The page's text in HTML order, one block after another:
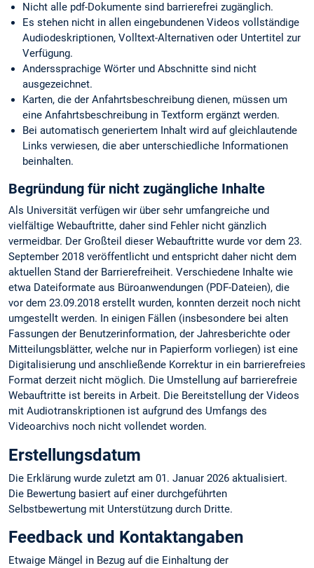
Nicht alle pdf-Dokumente sind barrierefrei zugänglich.
Es stehen nicht in allen eingebundenen Videos vollständige
Audiodeskriptionen, Volltext-Alternativen oder Untertitel zur
Verfügung.
Anderssprachige Wörter und Abschnitte sind nicht
ausgezeichnet.
Karten, die der Anfahrtsbeschreibung dienen, müssen um
eine Anfahrtsbeschreibung in Textform ergänzt werden.
Bei automatisch generiertem Inhalt wird auf gleichlautende
Links verwiesen, die aber unterschiedliche Informationen
beinhalten.
Begründung für nicht zugängliche Inhalte
Als Universität verfügen wir über sehr umfangreiche und
vielfältige Webauftritte, daher sind Fehler nicht gänzlich
vermeidbar. Der Großteil dieser Webauftritte wurde vor dem 23.
September 2018 veröffentlicht und entspricht daher nicht dem
aktuellen Stand der Barrierefreiheit. Verschiedene Inhalte wie
etwa Dateiformate aus Büroanwendungen (PDF-Dateien), die
vor dem 23.09.2018 erstellt wurden, konnten derzeit noch nicht
umgestellt werden. In einigen Fällen (insbesondere bei alten
Fassungen der Benutzerinformation, der Jahresberichte oder
Mitteilungsblätter, welche nur in Papierform vorliegen) ist eine
Digitalisierung und anschließende Korrektur in ein barrierefreies
Format derzeit nicht möglich. Die Umstellung auf barrierefreie
Webauftritte ist bereits in Arbeit. Die Bereitstellung der Videos
mit Audiotranskriptionen ist aufgrund des Umfangs des
Videoarchivs noch nicht vollendet worden.
Erstellungsdatum
Die Erklärung wurde zuletzt am 01. Januar 2026 aktualisiert.
Die Bewertung basiert auf einer durchgeführten
Selbstbewertung mit Unterstützung durch Dritte.
Feedback und Kontaktangaben
Etwaige Mängel in Bezug auf die Einhaltung der